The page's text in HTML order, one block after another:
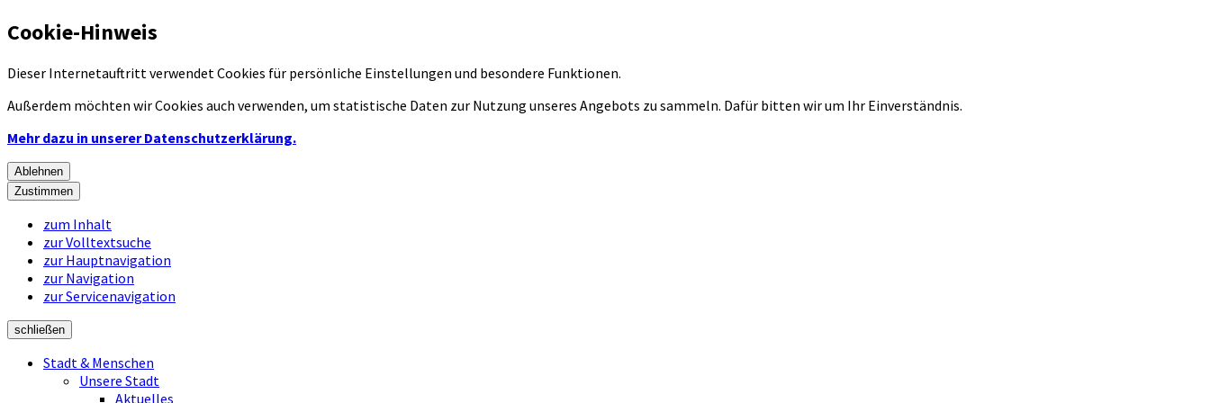
Cookie-Hinweis
Dieser Internetauftritt verwendet Cookies für persönliche Einstellungen und besondere Funktionen.
Außerdem möchten wir Cookies auch verwenden, um statistische Daten zur Nutzung unseres Angebots zu sammeln. Dafür bitten wir um Ihr Einverständnis.
Mehr dazu in unserer Datenschutzerklärung.
Ablehnen
Zustimmen
zum Inhalt
zur Volltextsuche
zur Hauptnavigation
zur Navigation
zur Servicenavigation
schließen
Stadt & Menschen
Unsere Stadt
Aktuelles